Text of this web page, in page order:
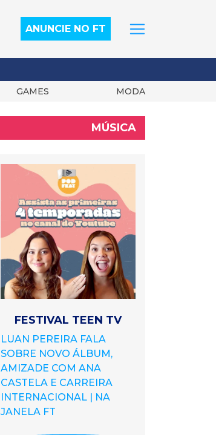
ANUNCIE NO FT
GAMES MODA
MÚSICA
FESTIVAL TEEN TV
LUAN PEREIRA FALA
SOBRE NOVO ÁLBUM,
AMIZADE COM ANA
CASTELA E CARREIRA
INTERNACIONAL | NA
JANELA FT